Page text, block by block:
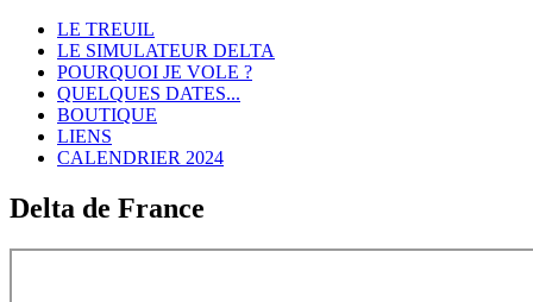
LE TREUIL
LE SIMULATEUR DELTA
POURQUOI JE VOLE ?
QUELQUES DATES...
BOUTIQUE
LIENS
CALENDRIER 2024
Delta de France